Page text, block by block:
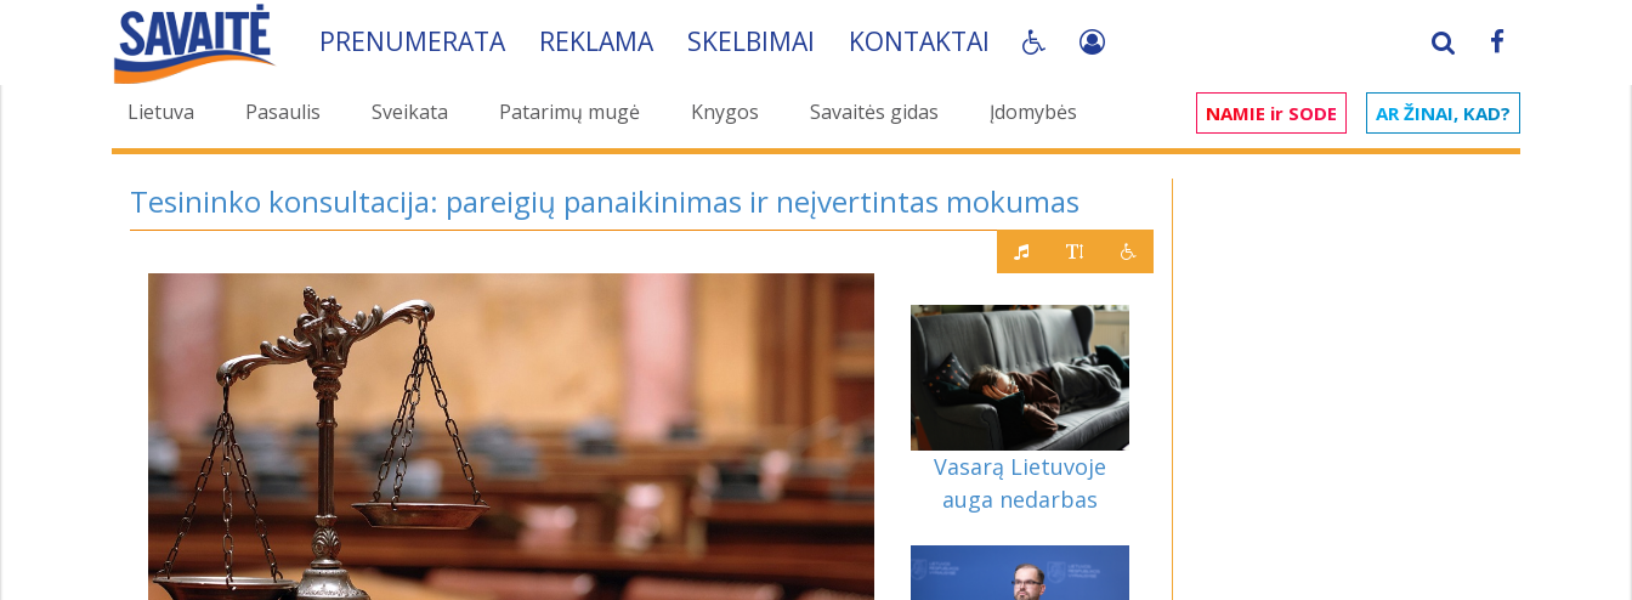
PRENUMERATA REKLAMA SKELBIMAI KONTAKTAI
Lietuva Pasaulis Sveikata Patarimų mugė Knygos Savaitės gidas Įdomybės NAMIE ir SODE AR ŽINAI, KAD?
Tesininko konsultacija: pareigių panaikinimas ir neįvertintas mokumas
Vasarą Lietuvoje
auga nedarbas